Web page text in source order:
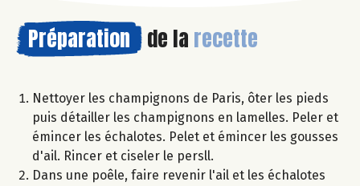
Préparation de la recette
Nettoyer les champignons de Paris, ôter les pieds
puis détailler les champignons en lamelles. Peler et
émincer les échalotes. Pelet et émincer les gousses
d'ail. Rincer et ciseler le persll.
Dans une poêle, faire revenir l'ail et les échalotes